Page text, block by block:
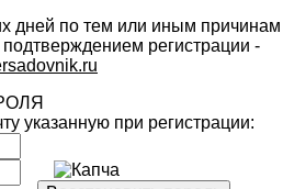
дней по тем или иным причинам
регистрации -
указанную при регистрации: